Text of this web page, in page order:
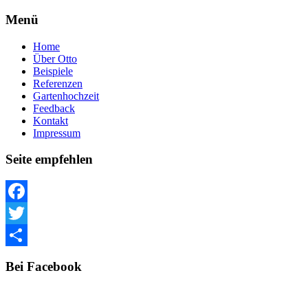
Menü
Home
Über Otto
Beispiele
Referenzen
Gartenhochzeit
Feedback
Kontakt
Impressum
Seite empfehlen
Facebook
Twitter
Bei Facebook